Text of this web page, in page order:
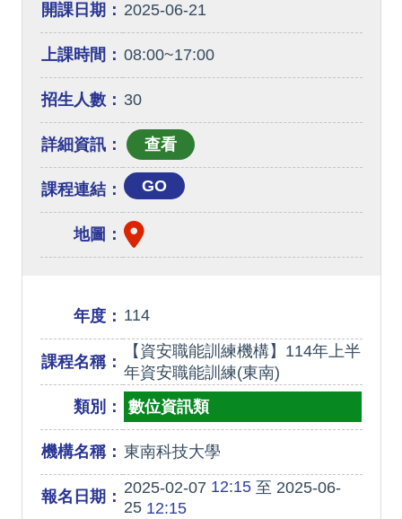
開課日期： 2025-06-21
上課時間： 08:00~17:00
招生人數： 30
詳細資訊：
課程連結： GO
地圖：
年度： 114
課程名稱：
【資安職能訓練機構】114年上半
年資安職能訓練(東南)
類別：
數位資訊類
機構名稱： 東南科技大學
報名日期： 2025-02-07 12:15至 2025-06-
2512:15